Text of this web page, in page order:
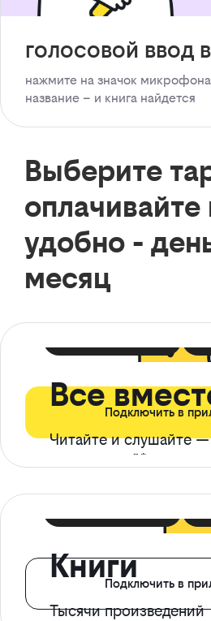
голосовой ввод
нажмите на значок
название – и книга найдется
Выберите
оплачивайте
удобно -
месяц
Все
Читайте и слушайте
ограничений*
Подключить в
Книги
Тысячи произведений
Подключить в